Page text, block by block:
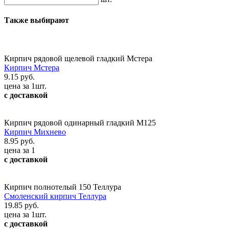
Также выбирают
Кирпич рядовой щелевой гладкий Мстера
Кирпич Мстера
9.15 руб.
цена за 1шт.
с доставкой
Кирпич рядовой одинарный гладкий М125
Кирпич Михнево
8.95 руб.
цена за 1
с доставкой
Кирпич полнотелый 150 Теллура
Смоленский кирпич Теллура
19.85 руб.
цена за 1шт.
с доставкой